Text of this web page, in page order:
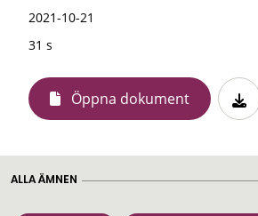
2021-10-21
31 s
Öppna dokument
ALLA ÄMNEN